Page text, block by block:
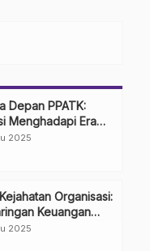
Depan PPATK:
Menghadapi Era
2025
Organisasi:
Keuangan
2025